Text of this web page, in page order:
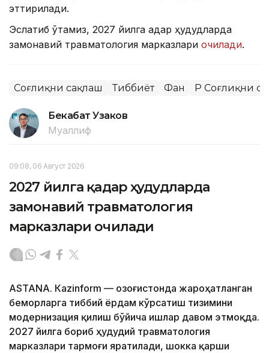
эттирилади.
Эслатиб ўтамиз, 2027 йилга қадар ҳудудларда
замонавий травматология марказлари очилади.
Соғлиқни сақлаш Тиббиёт Фан ҚР Соғлиқни
Бекабат Узаков
Муаллиф
09:08, 06 Август 2026
2027 йилга қадар ҳудудларда
замонавий травматология
марказлари очилади
ASTANА. Кazinform — Қозоғистонда жароҳатланган
беморларга тиббий ёрдам кўрсатиш тизимини
модернизация қилиш бўйича ишлар давом этмоқда.
2027 йилга бориб ҳудудий травматология
марказлари тармоғи яратилади, шокка қарши